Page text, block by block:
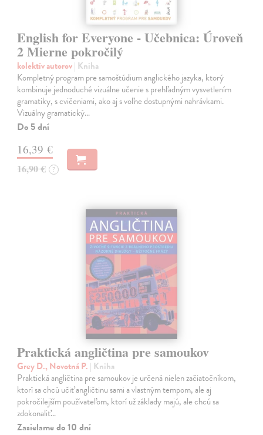
English for Everyone - Učebnica: Úroveň
2 Mierne pokročilý
kolektív autorov| Kniha
Kompletný program pre samoštúdium anglického jazyka, ktorý
kombinuje jednoduché vizuálne učenie s prehľadným vysvetlením
gramatiky, s cvičeniami, ako aj s voľne dostupnými nahrávkami.
Vizuálny gramatický…
Do 5 dní
16,39 €
16,90 € ?
Praktická angličtina pre samoukov
Grey D., Novotná P. | Kniha
Praktická angličtina pre samoukov je určená nielen začiatočníkom,
ktorí sa chcú učiť angličtinu sami a vlastným tempom, ale aj
pokročilejším používateľom, ktorí už základy majú, ale chcú sa
zdokonaliť…
Zasielame do 10 dní